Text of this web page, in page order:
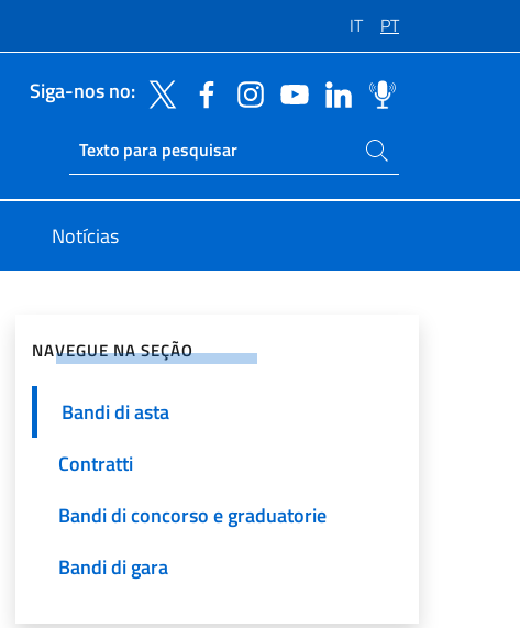
IT PT
Siga-nos no:
Ricerca sito live
Pesquise no site
Notícias
NAVEGUE NA SEÇÃO
Bandi di asta
Contratti
Bandi di concorso e graduatorie
Bandi di gara